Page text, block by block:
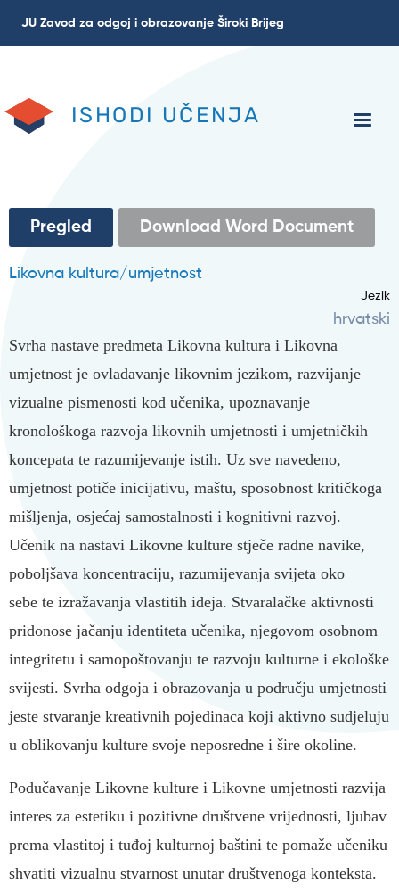
JU Zavod za odgoj i obrazovanje Široki Brijeg
ISHODI UČENJA
Primarne
oznake
Pregled
(aktivna
oznaka)
Download Word Document
Likovna kultura/umjetnost
Jezik
hrvatski
Svrha nastave predmeta Likovna kultura i Likovna
umjetnost je ovladavanje likovnim jezikom, razvijanje
vizualne pismenosti kod učenika, upoznavanje
kronološkoga razvoja likovnih umjetnosti i umjetničkih
koncepata te razumijevanje istih. Uz sve navedeno,
umjetnost potiče inicijativu, maštu, sposobnost kritičkoga
mišljenja, osjećaj samostalnosti i kognitivni razvoj.
Učenik na nastavi Likovne kulture stječe radne navike,
poboljšava koncentraciju, razumijevanja svijeta oko
sebe te izražavanja vlastitih ideja. Stvaralačke aktivnosti
pridonose jačanju identiteta učenika, njegovom osobnom
integritetu i samopoštovanju te razvoju kulturne i ekološke
svijesti. Svrha odgoja i obrazovanja u području umjetnosti
jeste stvaranje kreativnih pojedinaca koji aktivno sudjeluju
u oblikovanju kulture svoje neposredne i šire okoline.
Podučavanje Likovne kulture i Likovne umjetnosti razvija
interes za estetiku i pozitivne društvene vrijednosti, ljubav
prema vlastitoj i tuđoj kulturnoj baštini te pomaže učeniku
shvatiti vizualnu stvarnost unutar društvenoga konteksta.